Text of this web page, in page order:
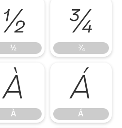
½
½
¾
¾
À
À
Á
Á